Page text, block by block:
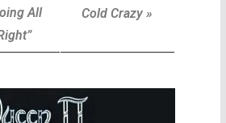
All
Cold Crazy »